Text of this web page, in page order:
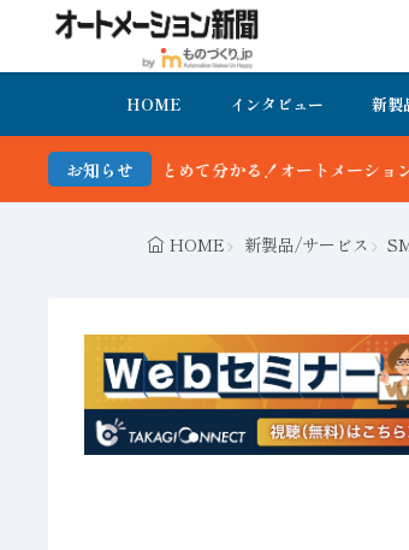
HOME インタビュー 新製
お知らせ
かる！オートメーション新聞 最新号＆バックナン
HOME 新製品/サービス